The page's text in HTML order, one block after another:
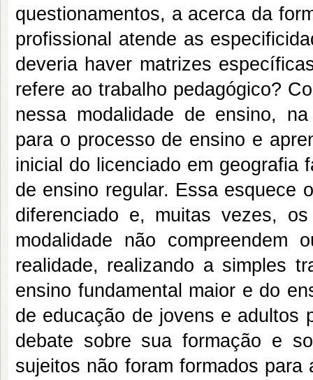
questionamentos, a acerca da
profissional atende as
deveria haver matrizes
refere ao trabalho pedagógico?
nessa modalidade de ensino,
para o processo de ensino e
inicial do licenciado em geografia
de ensino regular. Essa esquece
diferenciado e, muitas vezes,
modalidade não compreendem
realidade, realizando a simples
ensino fundamental maior e do
de educação de jovens e adultos
debate sobre sua formação e
sujeitos não foram formados